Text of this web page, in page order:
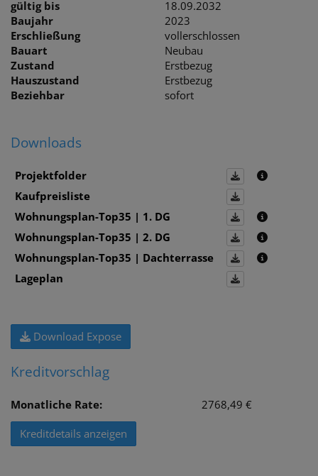
gültig bis
18.09.2032
Baujahr
2023
Erschließung
vollerschlossen
Bauart
Neubau
Zustand
Erstbezug
Hauszustand
Erstbezug
Beziehbar
sofort
Downloads
Projektfolder
Kaufpreisliste
Wohnungsplan-Top35 | 1. DG
Wohnungsplan-Top35 | 2. DG
Wohnungsplan-Top35 | Dachterrasse
Lageplan
Download Expose
Kreditvorschlag
Monatliche Rate: 2768,49 €
Kreditdetails anzeigen